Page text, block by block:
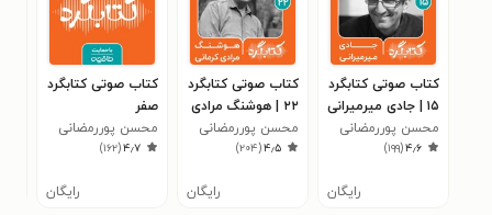
کتاب صوتی کتابگرد
۱۵ | جادی میرمیرانی
محسن پوررمضانی
۴٫۶(۱۹۹)
رایگان
کتاب صوتی کتابگرد
۲۲ | هوشنگ مرادی
کرمانی
محسن پوررمضانی
۴٫۵(۲۰۴)
رایگان
کتاب صوتی کتابگرد
صفر
محسن پوررمضانی
۴٫۷(۱۶۲)
رایگان